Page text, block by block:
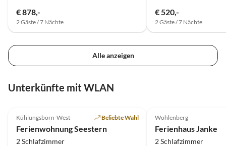
€ 878,-
2 Gäste / 7 Nächte
€ 520,-
2 Gäste / 7 Nächte
Alle anzeigen
Unterkünfte mit WLAN
Kühlungsborn-West Beliebte Wahl
Ferienwohnung Seestern
2 Schlafzimmer
Wohlenberg
Ferienhaus Janke
2 Schlafzimmer